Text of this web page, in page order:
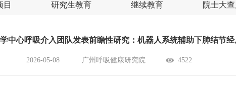
目 研究生教育 继续教育 院士大
中心呼吸介入团队发表前瞻性研究：机器人系统辅助下肺结节
2026-05-08 广州呼吸健康研究院 4522